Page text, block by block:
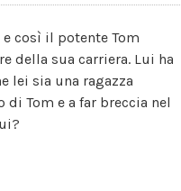
così il potente Tom
della sua carriera. Lui ha
lei sia una ragazza
Tom e a far breccia nel